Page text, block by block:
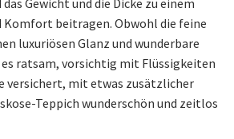
Gewicht und die Dicke zu einem
Komfort beitragen. Obwohl die feine
luxuriösen Glanz und wunderbare
ratsam, vorsichtig mit Flüssigkeiten
versichert, mit etwas zusätzlicher
Teppich wunderschön und zeitlos